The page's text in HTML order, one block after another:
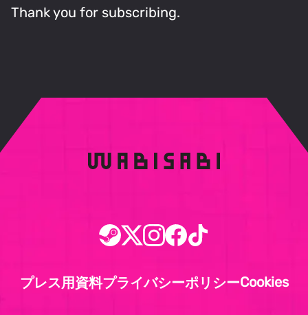
Thank you for subscribing.
プレス用資料プライバシーポリシーCookies